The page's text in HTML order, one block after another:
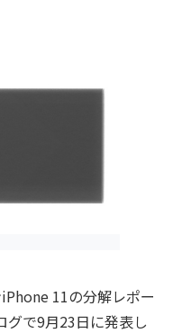
11の分解レポー
で9月23日に発表し